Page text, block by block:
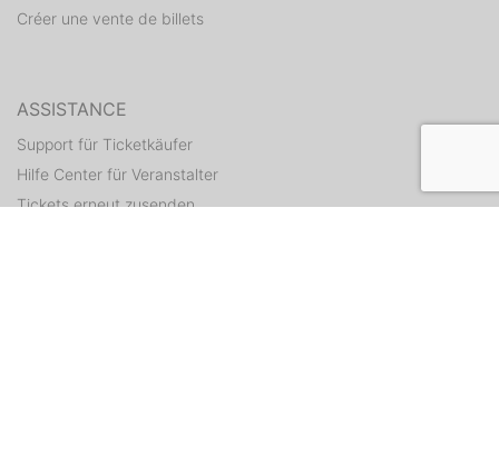
Créer une vente de billets
ASSISTANCE
Support für Ticketkäufer
Hilfe Center für Veranstalter
Tickets erneut zusenden